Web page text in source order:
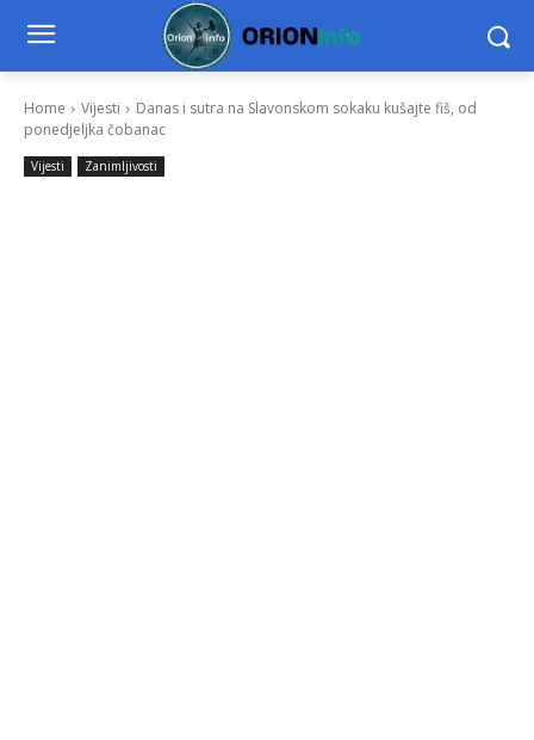
Home Vijesti
Danas i sutra na Slavonskom sokaku kušajte fiš, od
ponedjeljka čobanac
Vijesti Zanimljivosti